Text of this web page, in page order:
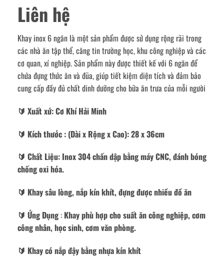
Liên hệ
Khay inox 6 ngăn là một sản phẩm được sử dụng rộng rãi trong
các nhà ăn tập thể, căng tin trường học, khu công nghiệp và các
cơ quan, xí nghiệp. Sản phẩm này được thiết kế với 6 ngăn để
chứa đựng thức ăn và đũa, giúp tiết kiệm diện tích và đảm bảo
cung cấp đầy đủ chất dinh dưỡng cho bữa ăn trưa của mỗi người
🔰️ Xuất xứ: Cơ Khí Hải Minh
🔰️ Kích thước : (Dài x Rộng x Cao): 28 x 36cm
🔰️ Chất Liệu: Inox 304 chấn dập bằng máy CNC, đánh bóng
chống oxi hóa.
🔰️ Khay sâu lòng, nắp kín khít, đựng được nhiều đồ ăn
🔰️ Ứng Dụng : Khay phù hợp cho suất ăn công nghiệp, cơm
công nhân, học sinh, cơm văn phòng.
🔰️ Khay có nắp đậy bằng nhựa kín khít